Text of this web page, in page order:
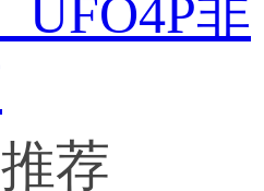
UFO4P非
荐